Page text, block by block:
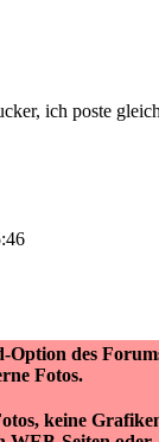
ich poste
Option des
Fotos.
keine